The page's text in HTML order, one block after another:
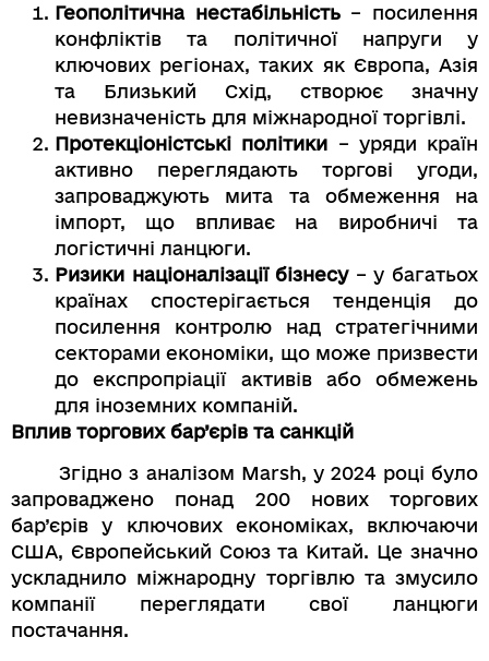
Геополітична нестабільність– посилення
конфліктів та політичної напруги у
ключових регіонах, таких як Європа, Азія
та Близький Схід, створює значну
невизначеність для міжнародної торгівлі.
Протекціоністські політики – уряди країн
активно переглядають торгові угоди,
запроваджують мита та обмеження на
імпорт, що впливає на виробничі та
логістичні ланцюги.
Ризики націоналізації бізнесу– у багатьох
країнах спостерігається тенденція до
посилення контролю над стратегічними
секторами економіки, що може призвести
до експропріації активів або обмежень
для іноземних компаній.
Вплив торгових бар’єрів та санкцій
Згідно з аналізом Marsh, у 2024 році було
запроваджено понад 200 нових торгових
бар’єрів у ключових економіках, включаючи
США, Європейський Союз та Китай. Це значно
ускладнило міжнародну торгівлю та змусило
компанії переглядати свої ланцюги
постачання.